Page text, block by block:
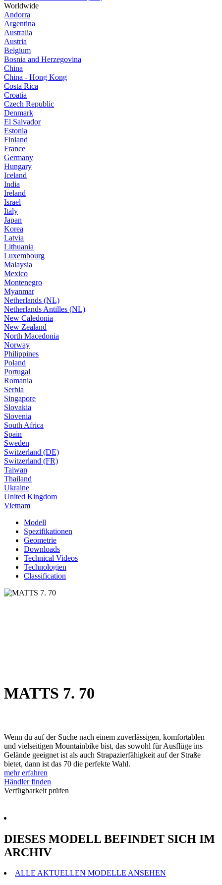
Worldwide
Andorra
Argentina
Australia
Austria
Belgium
Bosnia and Herzegovina
China
China - Hong Kong
Costa Rica
Croatia
Czech Republic
Denmark
El Salvador
Estonia
Finland
France
Germany
Hungary
Iceland
India
Ireland
Israel
Italy
Japan
Korea
Latvia
Lithuania
Luxembourg
Malaysia
Mexico
Montenegro
Myanmar
Netherlands (NL)
Netherlands Antilles (NL)
New Caledonia
New Zealand
North Macedonia
Norway
Philippines
Poland
Portugal
Romania
Serbia
Singapore
Slovakia
Slovenia
South Africa
Spain
Sweden
Switzerland (DE)
Switzerland (FR)
Taiwan
Thailand
Ukraine
United Kingdom
Vietnam
Modell
Spezifikationen
Geometrie
Downloads
Technical Videos
Technologien
Classification
MATTS 7. 70
Wenn du auf der Suche nach einem zuverlässigen, komfortablen
und vielseitigen Mountainbike bist, das sowohl für Ausflüge ins
Gelände geeignet ist als auch Strapazierfähigkeit auf der Straße
bietet, dann ist das 70 die perfekte Wahl.
mehr erfahren
Händler finden
Verfügbarkeit prüfen
DIESES MODELL BEFINDET SICH IM
ARCHIV
ALLE AKTUELLEN MODELLE ANSEHEN